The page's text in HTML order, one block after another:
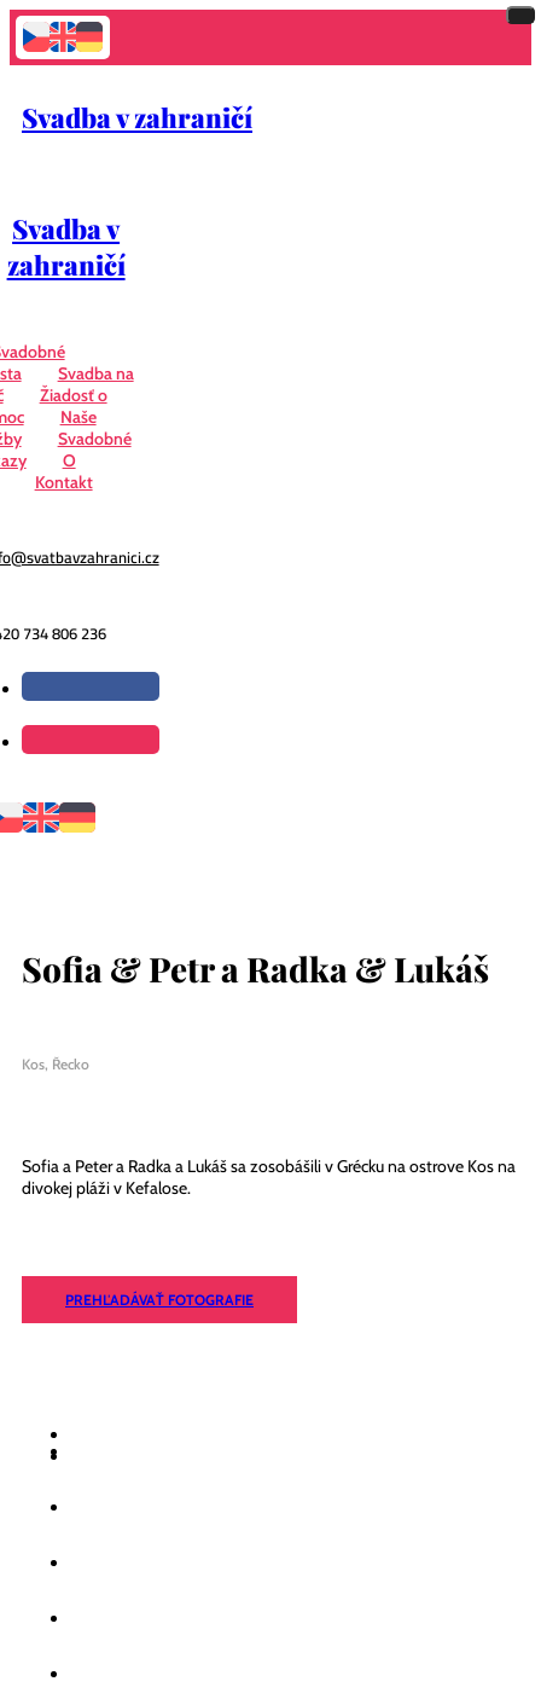
Svadba v zahraničí
Svadba v
zahraničí
Svadba na
Žiadosť o
Naše
Svadobné
O
Kontakt
734 806 236
Sofia & Petr a Radka & Lukáš
Kos, Řecko
Sofia a Peter a Radka a Lukáš sa zosobášili v Grécku na ostrove Kos na
divokej pláži v Kefalose.
PREHĽADÁVAŤ FOTOGRAFIE